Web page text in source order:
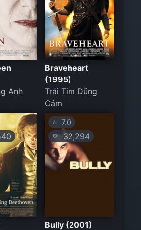
Anh
Braveheart
(1995)
Trái Tim Dũng
Cảm
⭐ 7.0
💛 32,294
Bully (2001)